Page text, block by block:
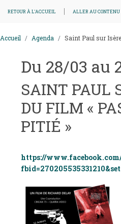
RETOUR À L'ACCUEIL ALLER AU CONTENU
Accueil Agenda Saint Paul sur
Du 28/03 au
SAINT PAUL
DU FILM «
PITIÉ »
https://